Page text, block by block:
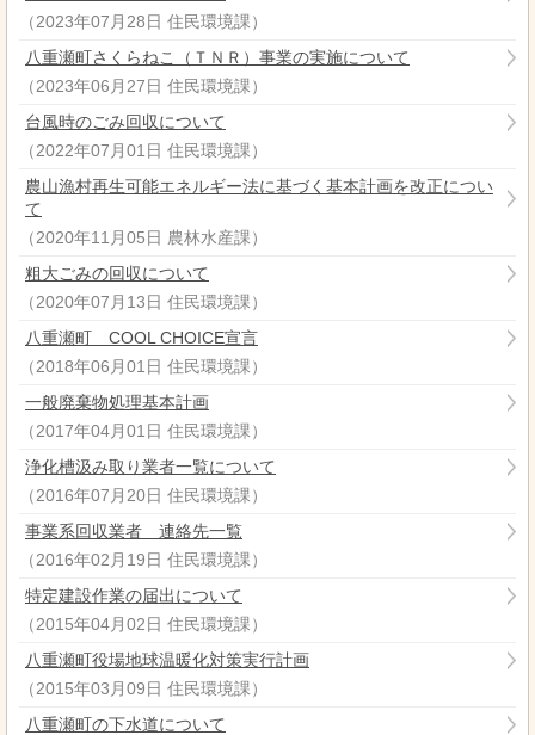
（2023年07月28日 住民環境課 ）
八重瀬町さくらねこ（ＴＮＲ）事業の実施について
（2023年06月27日 住民環境課 ）
台風時のごみ回収について
（2022年07月01日 住民環境課 ）
農山漁村再生可能エネルギー法に基づく基本計画を改正につい
て
（2020年11月05日 農林水産課 ）
粗大ごみの回収について
（2020年07月13日 住民環境課 ）
八重瀬町 COOL CHOICE宣言
（2018年06月01日 住民環境課 ）
一般廃棄物処理基本計画
（2017年04月01日 住民環境課 ）
浄化槽汲み取り業者一覧について
（2016年07月20日 住民環境課 ）
事業系回収業者 連絡先一覧
（2016年02月19日 住民環境課 ）
特定建設作業の届出について
（2015年04月02日 住民環境課 ）
八重瀬町役場地球温暖化対策実行計画
（2015年03月09日 住民環境課 ）
八重瀬町の下水道について